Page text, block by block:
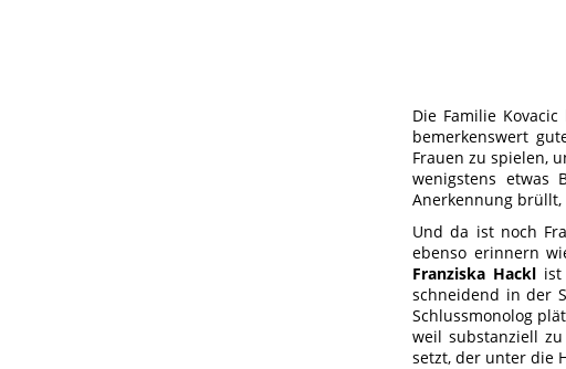
Die Familie
bemerkenswert
Frauen zu spielen,
wenigstens etwas
Anerkennung brüllt,
Und da ist noch
ebenso erinnern
Franziska Hacklist
schneidend in der
Schlussmonolog
weil substanziell
setzt, der unter die